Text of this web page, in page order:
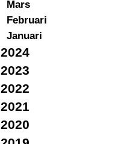
Mars
Februari
Januari
2024
2023
2022
2021
2020